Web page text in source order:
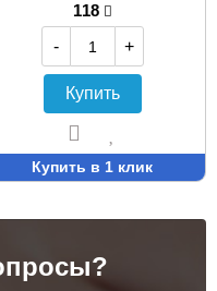
118
-
+
Купить
Купить в 1 клик